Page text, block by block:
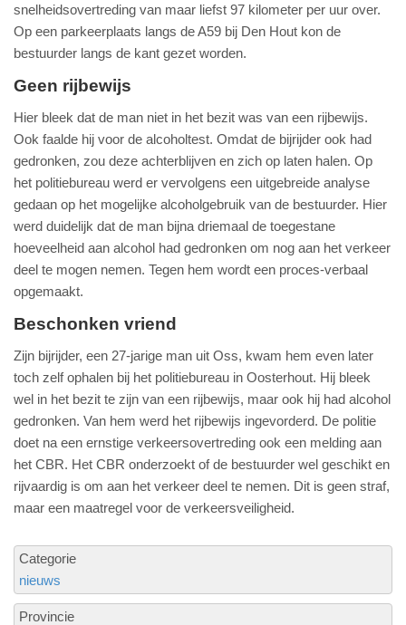
snelheidsovertreding van maar liefst 97 kilometer per uur over.
Op een parkeerplaats langs de A59 bij Den Hout kon de
bestuurder langs de kant gezet worden.
Geen rijbewijs
Hier bleek dat de man niet in het bezit was van een rijbewijs.
Ook faalde hij voor de alcoholtest. Omdat de bijrijder ook had
gedronken, zou deze achterblijven en zich op laten halen. Op
het politiebureau werd er vervolgens een uitgebreide analyse
gedaan op het mogelijke alcoholgebruik van de bestuurder. Hier
werd duidelijk dat de man bijna driemaal de toegestane
hoeveelheid aan alcohol had gedronken om nog aan het verkeer
deel te mogen nemen. Tegen hem wordt een proces-verbaal
opgemaakt.
Beschonken vriend
Zijn bijrijder, een 27-jarige man uit Oss, kwam hem even later
toch zelf ophalen bij het politiebureau in Oosterhout. Hij bleek
wel in het bezit te zijn van een rijbewijs, maar ook hij had alcohol
gedronken. Van hem werd het rijbewijs ingevorderd. De politie
doet na een ernstige verkeersovertreding ook een melding aan
het CBR. Het CBR onderzoekt of de bestuurder wel geschikt en
rijvaardig is om aan het verkeer deel te nemen. Dit is geen straf,
maar een maatregel voor de verkeersveiligheid.
Categorie
nieuws
Provincie